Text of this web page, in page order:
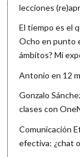
lecciones
El tiempo es el
Ocho en punto
ámbitos? Mi
Antonio en 12
Gonzalo
clases con
Comunicación
efectiva: ¿chat